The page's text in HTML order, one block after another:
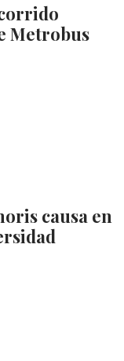
Metrobus
causa en